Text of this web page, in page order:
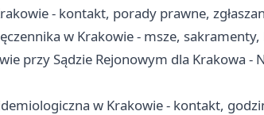
- kontakt, porady prawne,
w Krakowie - msze,
przy Sądzie Rejonowym dla Krakowa -
w Krakowie - kontakt,